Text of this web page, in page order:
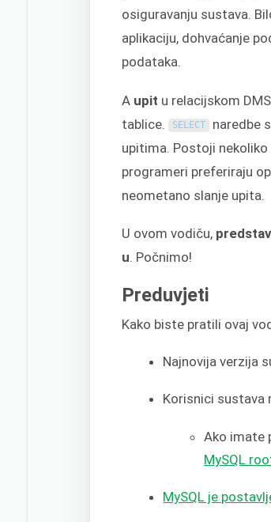
osiguravanju sustava.
aplikaciju, dohvaćanje
podataka.
A upit u relacijskom
tablice. SELECT naredbe
upitima. Postoji
programeri preferiraju
neometano slanje upita.
U ovom vodiču,
u. Počnimo!
Preduvjeti
Kako biste pratili ovaj
Najnovija verzija
Korisnici sustava
Ako imate
MySQL
MySQL je